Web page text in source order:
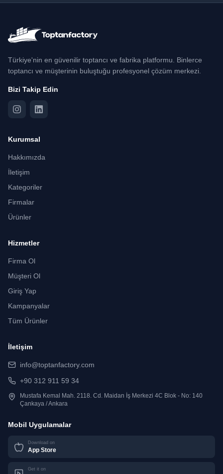
Türkiye'nin en güvenilir toptancı ve fabrika platformu. Binlerce
toptancı ve müşterinin buluştuğu profesyonel çözüm merkezi.
Bizi Takip Edin
Kurumsal
Hakkımızda
İletişim
Kategoriler
Firmalar
Ürünler
Hizmetler
Firma Ol
Müşteri Ol
Giriş Yap
Kampanyalar
Tüm Ürünler
İletişim
info@toptanfactory.com
+90 312 911 59 34
Mustafa Kemal Mah. 2118. Cd. Maidan İş Merkezi 4C Blok - No: 140
Çankaya / Ankara
Mobil Uygulamalar
Download on
App Store
Get it on